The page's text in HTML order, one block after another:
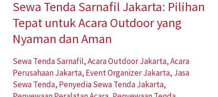
Sewa Tenda Sarnafil Jakarta: Pilihan
Tepat untuk Acara Outdoor yang
Nyaman dan Aman
Sewa Tenda Sarnafil,Acara Outdoor Jakarta,Acara
Perusahaan Jakarta, Event Organizer Jakarta, Jasa
Sewa Tenda, Penyedia Sewa Tenda Jakarta,
Outdoor
yang
Nyaman
Aman